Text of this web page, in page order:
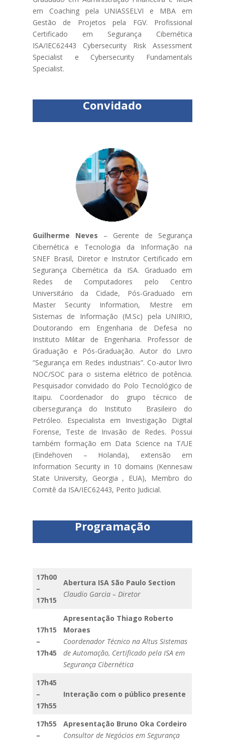
em Coaching pela UNIASSELVI e MBA em
Gestão de Projetos pela FGV. Profissional
Certificado em Segurança Cibernética
ISA/IEC62443 Cybersecurity Risk Assessment
Specialist e Cybersecurity Fundamentals
Specialist.
Convidado
Guilherme Neves – Gerente de Segurança
Cibernética e Tecnologia da Informação na
SNEF Brasil, Diretor e Instrutor Certificado em
Segurança Cibernética da ISA. Graduado em
Redes de Computadores pelo Centro
Universitário da Cidade, Pós-Graduado em
Master Security Information, Mestre em
Sistemas de Informação (M.Sc) pela UNIRIO,
Doutorando em Engenharia de Defesa no
Instituto Militar de Engenharia. Professor de
Graduação e Pós-Graduação. Autor do Livro
“Segurança em Redes industriais”. Co-autor livro
NOC/SOC para o sistema elétrico de potência.
Pesquisador convidado do Polo Tecnológico de
Itaipu. Coordenador do grupo técnico de
cibersegurança do Instituto Brasileiro do
Petróleo. Especialista em Investigação Digital
Forense, Teste de Invasão de Redes. Possui
também formação em Data Science na T/UE
(Eindehoven – Holanda), extensão em
Information Security in 10 domains (Kennesaw
State University, Georgia , EUA), Membro do
Comitê da ISA/IEC62443, Perito Judicial.
Programação
17h00
–
17h15
Abertura ISA São Paulo Section
Claudio Garcia – Diretor
17h15
–
17h45
Apresentação Thiago Roberto
Moraes
Coordenador Técnico na Altus Sistemas
de Automação, Certificado pela ISA em
Segurança Cibernética
17h45
–
17h55
Interação com o público presente
17h55
–
Apresentação Bruno Oka Cordeiro
Consultor de Negócios em Segurança